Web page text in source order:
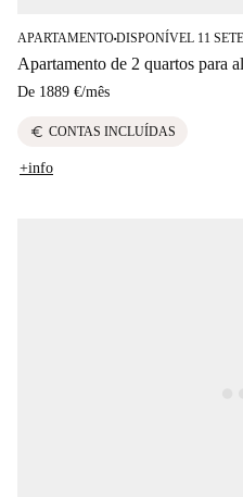
APARTAMENTO■DISPONÍVEL 11
Apartamento de 2 quartos para
De 1889 €/mês
euro CONTAS INCLUÍDAS
+info